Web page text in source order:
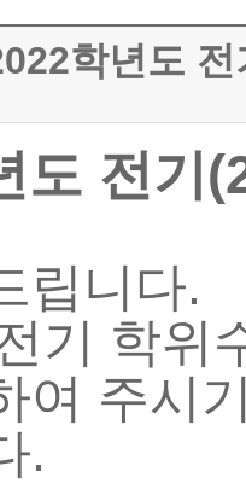
학년도
도 전기
립니다.
기 학위
여 주시
.